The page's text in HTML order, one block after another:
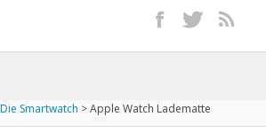
iPhone kaufen
Startseite
Die Smartwatch >Apple Watch Ladematte